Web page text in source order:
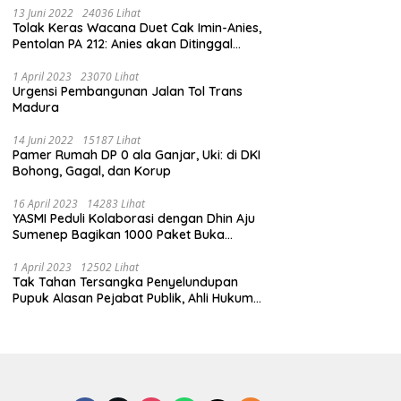
13 Juni 2022 24036 Lihat
Tolak Keras Wacana Duet Cak Imin-Anies,
Pentolan PA 212: Anies akan Ditinggal
1 April 2023 23070 Lihat
Urgensi Pembangunan Jalan Tol Trans
Madura
14 Juni 2022 15187 Lihat
Pamer Rumah DP 0 ala Ganjar, Uki: di DKI
Bohong, Gagal, dan Korup
16 April 2023 14283 Lihat
YASMI Peduli Kolaborasi dengan Dhin Aju
Sumenep Bagikan 1000 Paket Buka
1 April 2023 12502 Lihat
Tak Tahan Tersangka Penyelundupan
Pupuk Alasan Pejabat Publik, Ahli Hukum